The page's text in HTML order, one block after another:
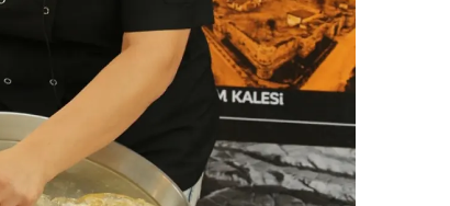
Tekirdağ
Tokat
Trabzon
Tunceli
Şanlıurfa